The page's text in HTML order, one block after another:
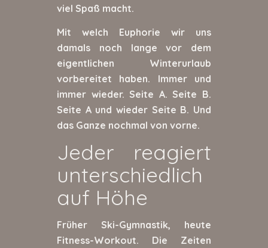
viel Spaß macht.
Mit welch Euphorie wir uns
damals noch lange vor dem
eigentlichen Winterurlaub
vorbereitet haben. Immer und
immer wieder. Seite A. Seite B.
Seite A und wieder Seite B. Und
das Ganze nochmal von vorne.
Jeder reagiert
unterschiedlich
auf Höhe
Früher Ski-Gymnastik, heute
Fitness-Workout. Die Zeiten